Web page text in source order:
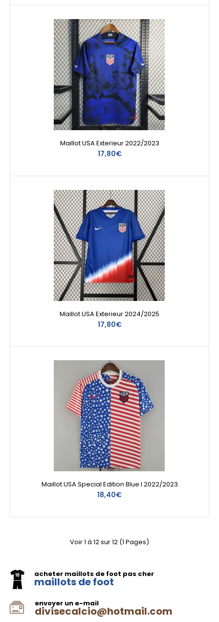
Maillot USA Exterieur 2022/2023
17,80€
Maillot USA Exterieur 2024/2025
17,80€
Maillot USA Special Edition Blue I 2022/2023
18,40€
Voir 1 à 12 sur 12 (1 Pages)
acheter maillots de foot pas cher
maillots de foot
envoyer un e-mail
divisecalcio@hotmail.com